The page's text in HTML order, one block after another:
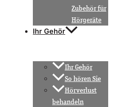
Zubehör für
Hörgeräte
Ihr Gehör
Ihr Gehör
So hören Sie
Hörverlust
behandeln